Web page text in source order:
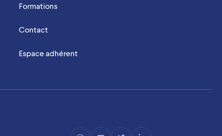
Formations
Contact
Espace adhérent